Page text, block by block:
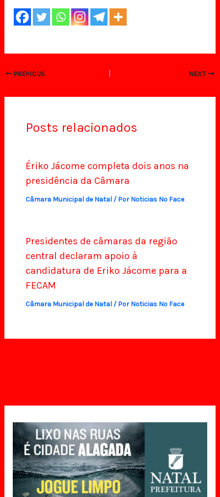
PREVIOUS NEXT
Posts relacionados
Ériko Jácome completa dois anos na
presidência da Câmara
Câmara Municipal de Natal/ Por Noticias No Face
Presidentes de câmaras da região
central declaram apoio à
candidatura de Eriko Jácome para a
FECAM
Câmara Municipal de Natal/ Por Noticias No Face